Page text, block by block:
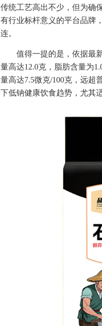
传统工艺高出不少，但为确
有行业标杆意义的平台品牌
连。
值得一提的是，依据最
量高达12.0克，脂肪含量为
量高达7.5微克/100克，远超
下低钠健康饮食趋势，尤其